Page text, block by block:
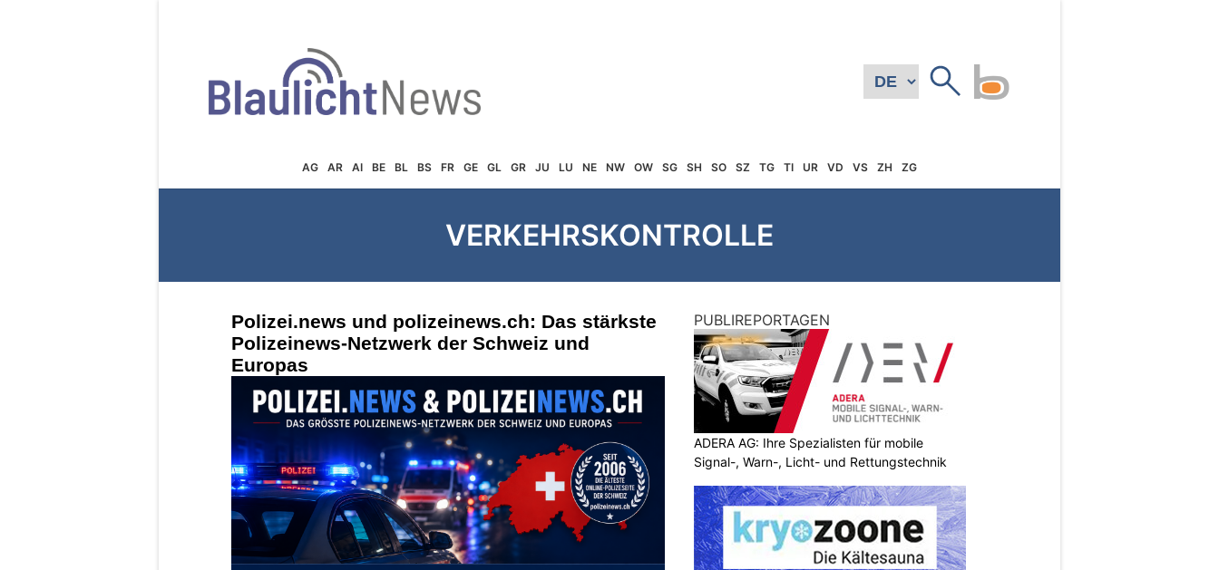
AG AR AI BE BL BS FR GE GL GR JU LU NE NW OW SG SH SO SZ TG TI UR VD VS ZH ZG
VERKEHRSKONTROLLE
Polizei.news und polizeinews.ch: Das stärkste
Polizeinews-Netzwerk der Schweiz und
Europas
PUBLIREPORTAGEN
ADERA AG: Ihre Spezialisten für mobile
Signal-, Warn-, Licht- und Rettungstechnik